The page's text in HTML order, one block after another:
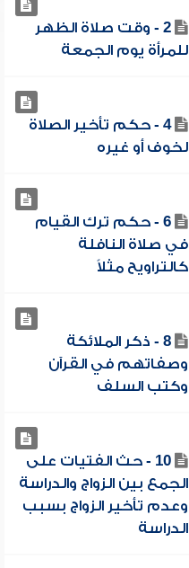
2 - وقت صلاة الظهر
للمرأة يوم الجمعة
4 - حكم تأخير الصلاة
لخوف أو غيره
6 - حكم ترك القيام
في صلاة النافلة
كالتراويح مثلاً
8 - ذكر الملائكة
وصفاتهم في القرآن
وكتب السلف
10 - حث الفتيات على
الجمع بين الزواج والدراسة
وعدم تأخير الزواج بسبب
الدراسة